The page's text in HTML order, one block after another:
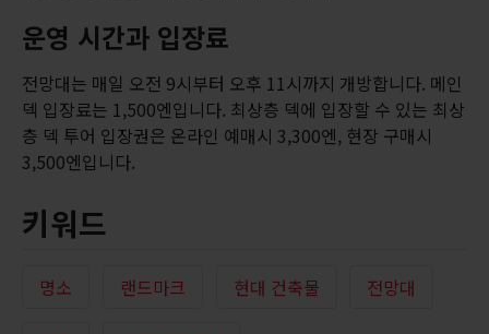
운영 시간과 입장료
전망대는 매일 오전 9시부터 오후 11시까지 개방합니다. 메인
덱 입장료는 1,500엔입니다. 최상층 덱에 입장할 수 있는 최상
층 덱 투어 입장권은 온라인 예매시 3,300엔, 현장 구매시
3,500엔입니다.
키워드
명소 랜드마크 현대 건축물 전망대